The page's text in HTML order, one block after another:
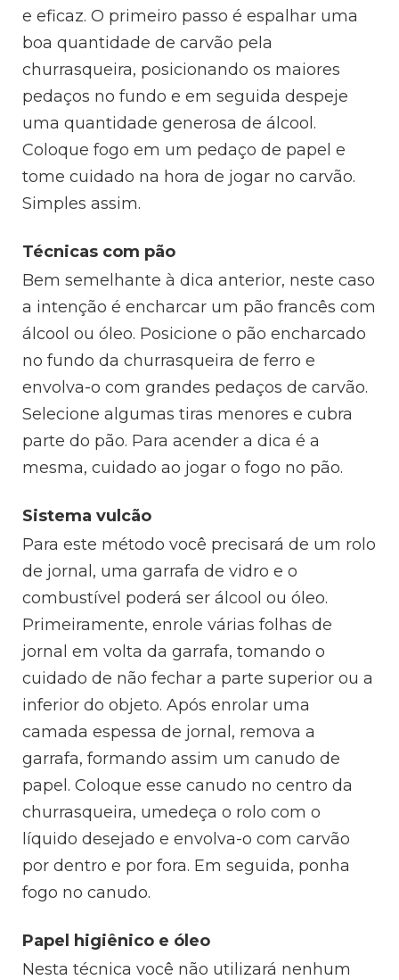
e eficaz. O primeiro passo é espalhar uma
boa quantidade de carvão pela
churrasqueira, posicionando os maiores
pedaços no fundo e em seguida despeje
uma quantidade generosa de álcool.
Coloque fogo em um pedaço de papel e
tome cuidado na hora de jogar no carvão.
Simples assim.
Técnicas com pão
Bem semelhante à dica anterior, neste caso
a intenção é encharcar um pão francês com
álcool ou óleo. Posicione o pão encharcado
no fundo da churrasqueira de ferro e
envolva-o com grandes pedaços de carvão.
Selecione algumas tiras menores e cubra
parte do pão. Para acender a dica é a
mesma, cuidado ao jogar o fogo no pão.
Sistema vulcão
Para este método você precisará de um rolo
de jornal, uma garrafa de vidro e o
combustível poderá ser álcool ou óleo.
Primeiramente, enrole várias folhas de
jornal em volta da garrafa, tomando o
cuidado de não fechar a parte superior ou a
inferior do objeto. Após enrolar uma
camada espessa de jornal, remova a
garrafa, formando assim um canudo de
papel. Coloque esse canudo no centro da
churrasqueira, umedeça o rolo com o
líquido desejado e envolva-o com carvão
por dentro e por fora. Em seguida, ponha
fogo no canudo.
Papel higiênico e óleo
Nesta técnica você não utilizará nenhum